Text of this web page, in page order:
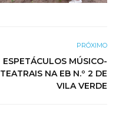
PRÓXIMO
ESPETÁCULOS MÚSICO-
TEATRAIS NA EB N.º 2 DE
VILA VERDE